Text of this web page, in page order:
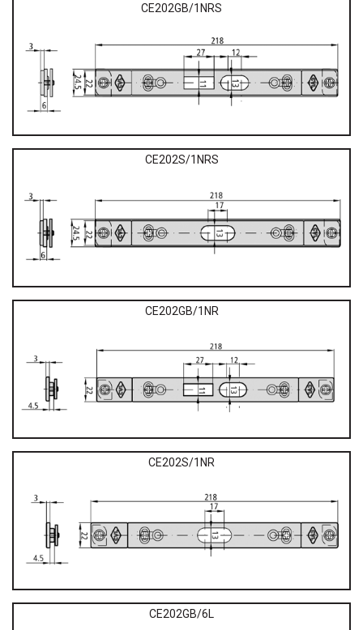
CE202GB/1NRS
CE202S/1NRS
CE202GB/1NR
CE202S/1NR
CE202GB/6L